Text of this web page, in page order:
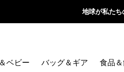
地球が私た
ベビー バッグ＆ギア 食品